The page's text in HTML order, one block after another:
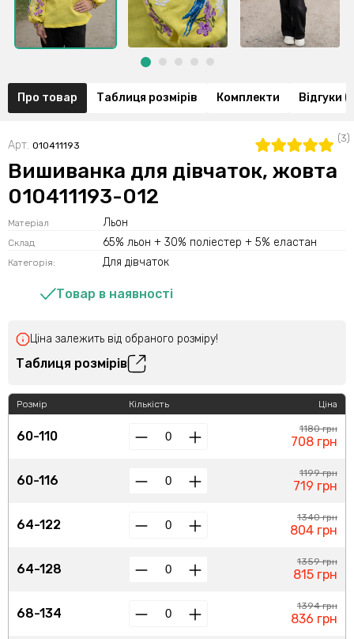
Про товар Таблиця розмірів Комплекти Відгуки
Арт. 010411193
(3)
Вишиванка для дівчаток, жовта
010411193-012
Матеріал Льон
Склад 65% льон + 30% поліестер + 5% еластан
Категорія: Для дівчаток
Товар в наявності
Ціна залежить від обраного розміру!
Таблиця розмірів
Розмір
60-110
60-116
64-122
64-128
68-134
Кількість Ціна
1180 грн
708 грн
1199 грн
719 грн
1340 грн
804 грн
1359 грн
815 грн
1394 грн
836 грн